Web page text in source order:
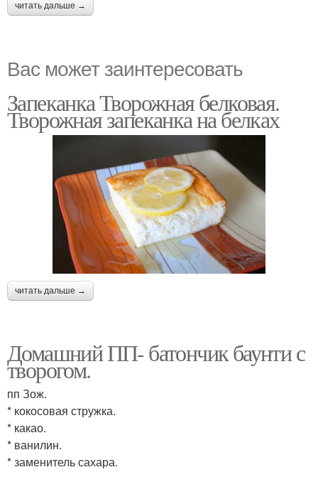
читать дальше →
Вас может заинтересовать
Запеканка Творожная белковая.
Творожная запеканка на белках
читать дальше →
Домашний ПП- батончик баунти с
творогом.
пп Зож.
* кокосовая стружка.
* какао.
* ванилин.
* заменитель сахара.